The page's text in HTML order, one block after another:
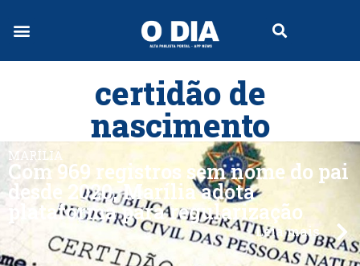
certidão de
nascimento
MARÍLIA
Com 969 registros sem nome do pai
desde 2020, Marília adota
plataforma para regularização
Leia mais